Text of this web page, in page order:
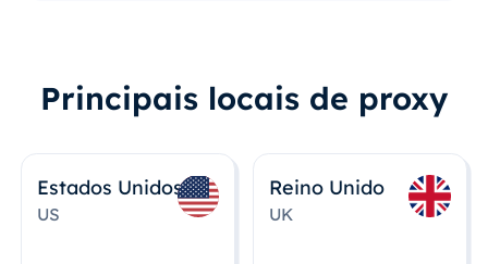
Principais locais de proxy
Estados Unidos
US
Reino Unido
UK